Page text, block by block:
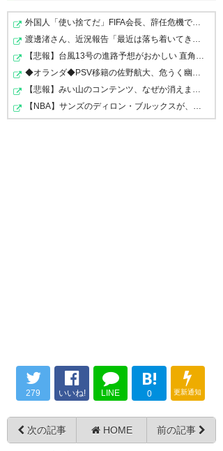
あと祝日だからデイゲームだろう
0409 U-名無しさん2023/12/20(水) 03:34:19 LEsSWZhs0
２年連続３位って、もちろんサポだから知ってるけ
ど、実感は全く無い
何でだろー
そもそもサンフレッチェが強いと思ったことがない
強いと思ったのは寿人の頃だけだね
U-名無しさん 2023/12/20(水) 03:30:16 SUNUF8An0
フフィールド広島を使ったろうや
279 いいね! LINE
B!
0 更新通知
次の記事 HOME 前の記事